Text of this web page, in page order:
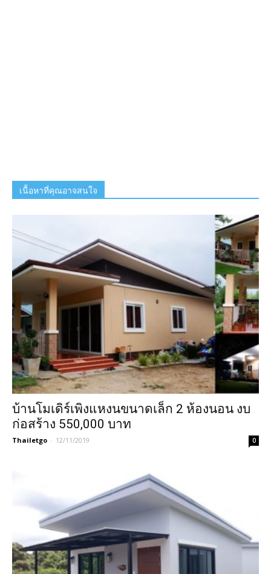
เนื้อหาที่คุณอาจสนใจ
บ้านโมเดิร์เพิงแหงนขนาดเล็ก 2 ห้องนอน งบ
ก่อสร้าง 550,000 บาท
Thailetgo - 12/11/2019 0